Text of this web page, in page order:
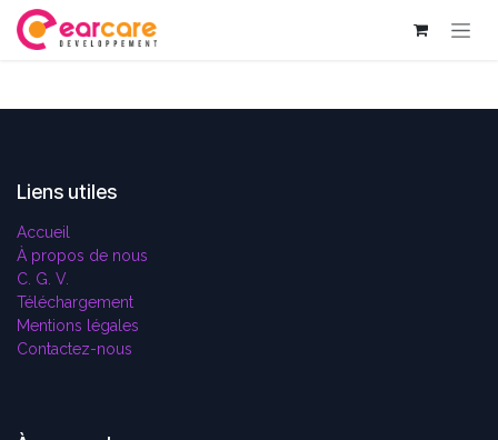
Se rendre au contenu
Liens utiles
Accueil
À propos de nous
C. G. V.
Téléchargement
Mentions légales
Contactez-nous